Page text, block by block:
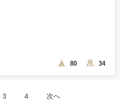
80 34
3 4 次へ